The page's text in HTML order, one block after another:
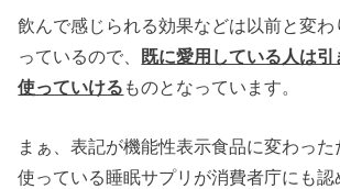
飲んで感じられる効果などは以前と変わ
っているので、
既に愛用している人は
使っていける ものとなっています。
まぁ、表記が機能性表示食品に変わっ
使っている睡眠サプリが消費者庁にも